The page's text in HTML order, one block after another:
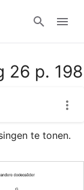
26 p. 198
te tonen.